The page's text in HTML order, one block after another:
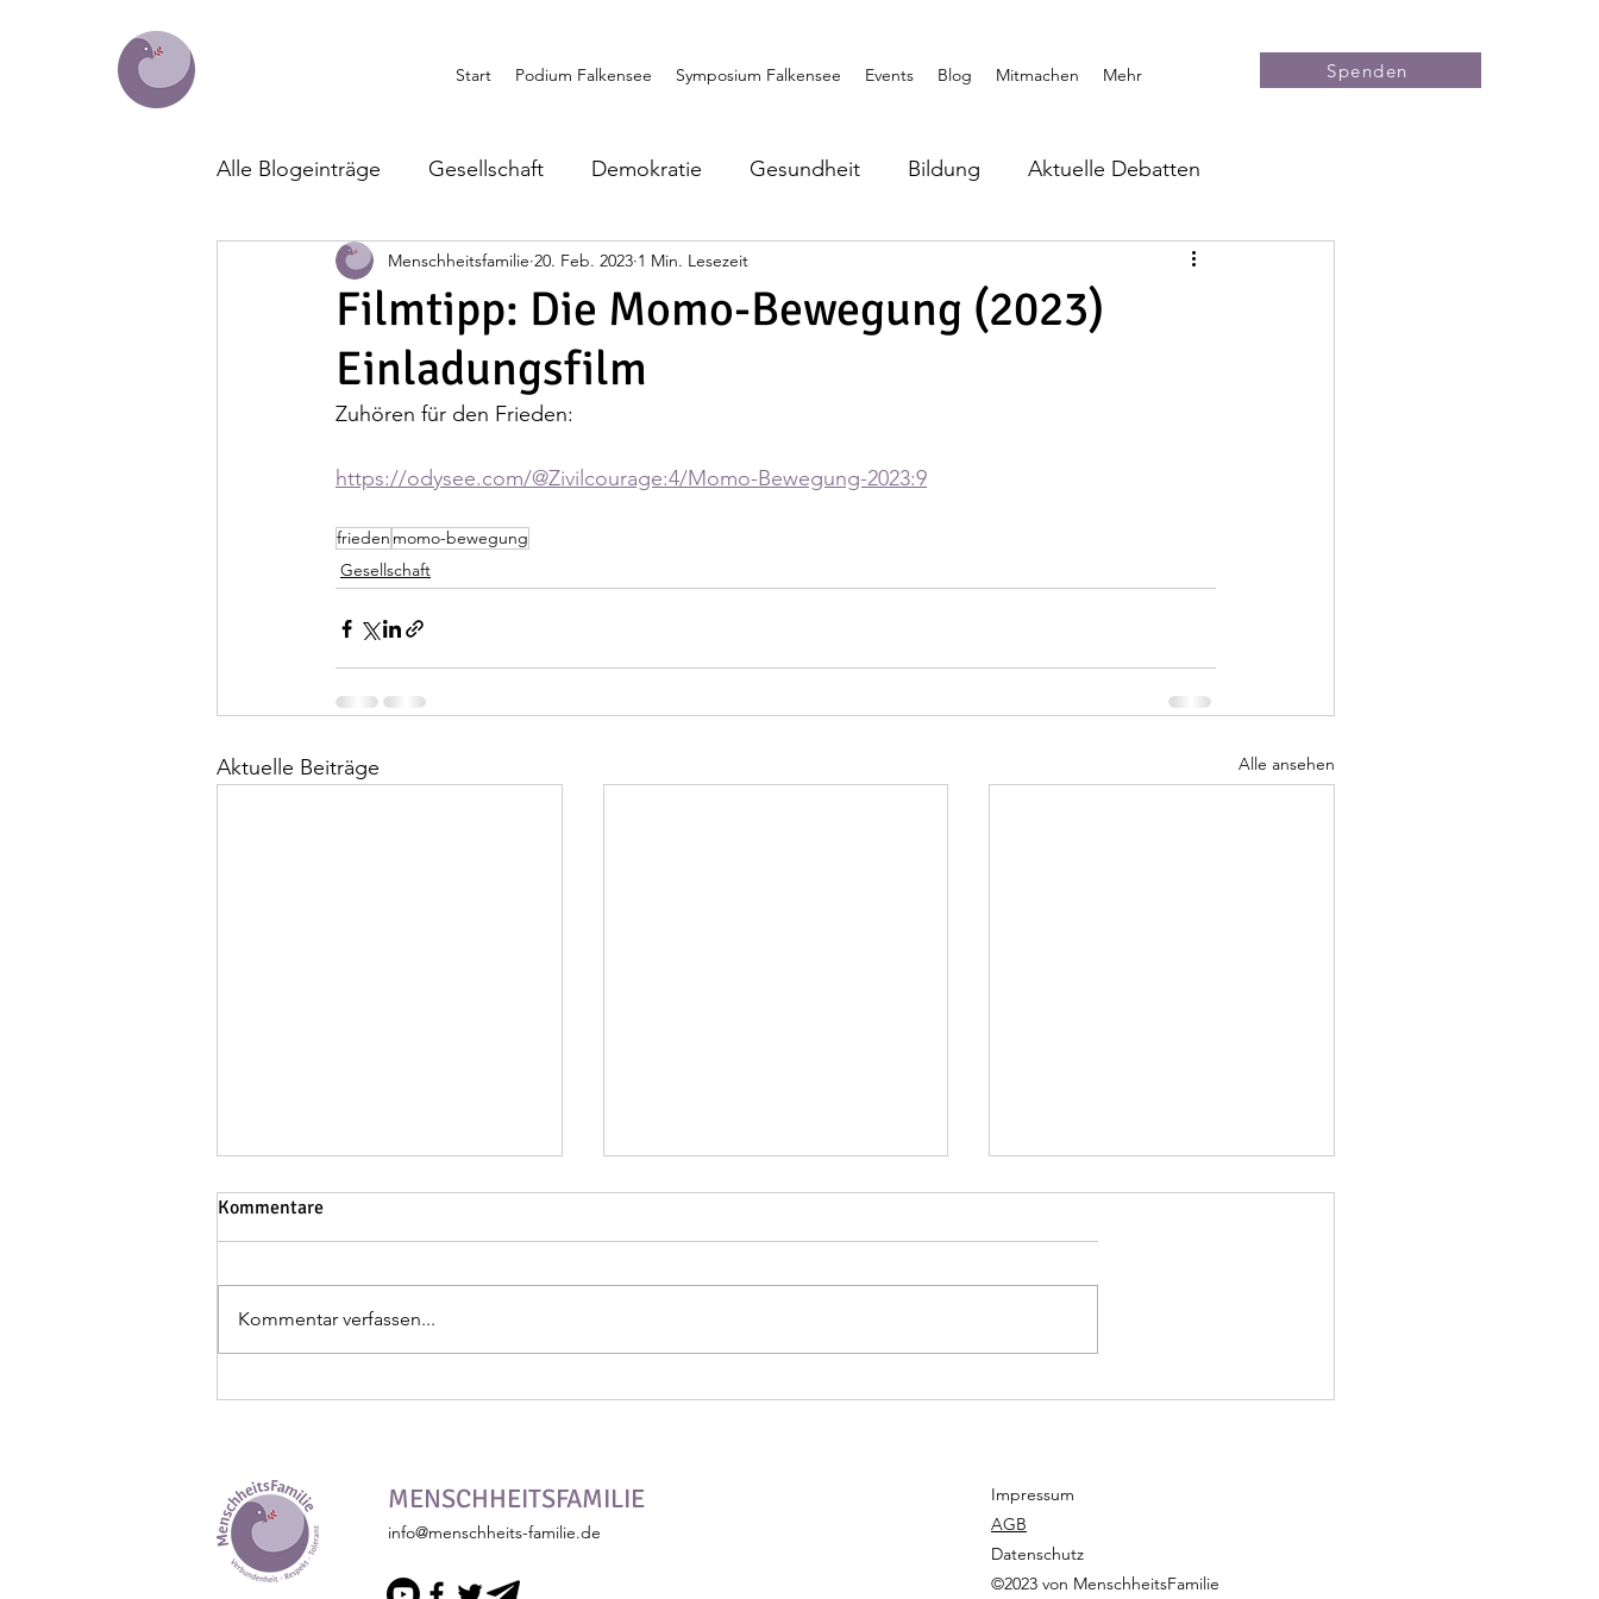
Start Podium Falkensee Symposium Falkensee Events Blog Mitmachen Mehr Spenden
Alle Blogeinträge Gesellschaft Demokratie Gesundheit Bildung Aktuelle Debatten
Wirtschaft Europa Symposium Falkensee
Klimapolitik Menschheitsfamilie
Filmtipp: Die Momo-Bewegung (2023)
Einladungsfilm
Menschheitsfamilie 20. Feb. 2023 1 Min. Lesezeit
Zuhören für den Frieden:
https://odysee.com/@Zivilcourage:4/Momo-Bewegung-2023:9
frieden momo-bewegung
Gesellschaft
Aktuelle Beiträge Alle ansehen
4. Symposium Falkensee
Kommentare
Kommentar verfassen...
MENSCHHEITSFAMILIE
info@menschheits-familie.de
Impressum
AGB
Datenschutz
©2023 von MenschheitsFamilie